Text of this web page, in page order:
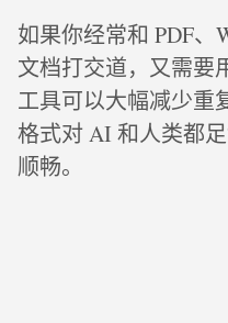
如果你经常和 PDF、
文档打交道，又需要
工具可以大幅减少重
格式对 AI 和人类都
顺畅。